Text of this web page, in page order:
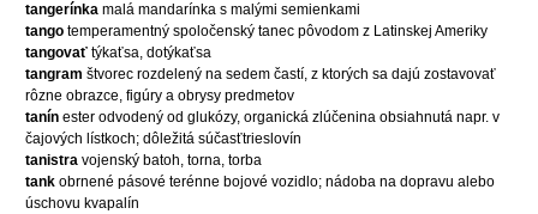
tangerínka malá mandarínka s malými semienkami
tango temperamentný spoločenský tanec pôvodom z Latinskej Ameriky
tangovať týkaťsa, dotýkaťsa
tangram štvorec rozdelený na sedem častí, z ktorých sa dajú zostavovať
rôzne obrazce, figúry a obrysy predmetov
tanín ester odvodený od glukózy, organická zlúčenina obsiahnutá napr. v
čajových lístkoch; dôležitá súčasťtrieslovín
tanistra vojenský batoh, torna, torba
tank obrnené pásové terénne bojové vozidlo; nádoba na dopravu alebo
úschovu kvapalín